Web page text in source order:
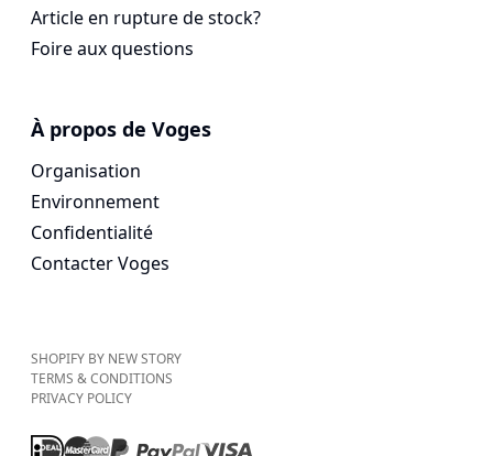
Article en rupture de stock?
Foire aux questions
À propos de Voges
Organisation
Environnement
Confidentialité
Contacter Voges
SHOPIFY BY NEW STORY
TERMS & CONDITIONS
PRIVACY POLICY